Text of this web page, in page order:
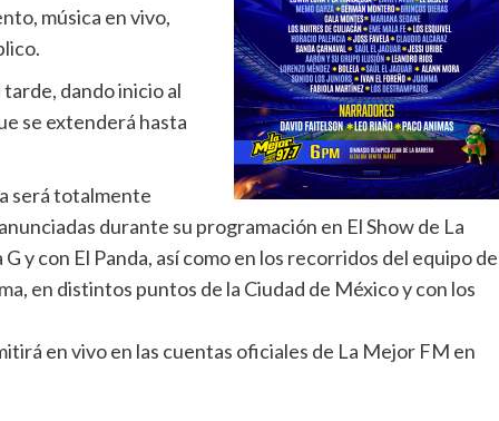
música en vivo,
tarde, dando inicio al
se extenderá hasta
será totalmente
durante su programación en El Show de La
y con El Panda, así como en los recorridos del equipo de
en distintos puntos de la Ciudad de México y con los
en vivo en las cuentas oficiales de La Mejor FM en